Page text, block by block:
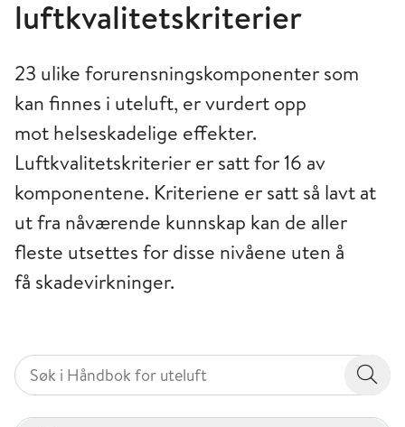
luftkvalitetskriterier
23 ulike forurensningskomponenter som
kan finnes i uteluft, er vurdert opp
mot helse­skadelige effekter.
Luftkvalitetskriterier er satt for 16 av
komponentene. Kriteriene er satt så lavt at
ut fra nåværende kunnskap kan de aller
fleste utsettes for disse nivåene uten å
få skadevirkninger.
Søk i Håndbok for uteluft
Søk i Håndbok for uteluft
Søk i